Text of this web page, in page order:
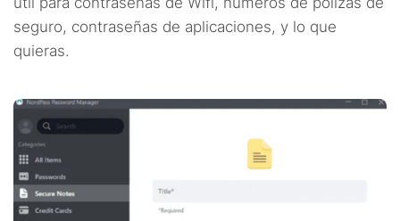
seguro, contraseñas de aplicaciones, y lo que
quieras.